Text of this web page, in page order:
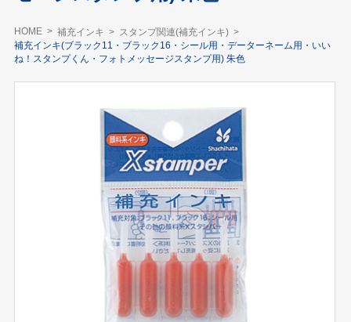
HOME 補充インキ
スタンプ関連(補充インキ)
補充インキ(ブラック11・ブラック16・シール用・データーネーム用・いい
ね！スタンプくん・フォトメッセージスタンプ用) 朱色